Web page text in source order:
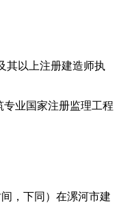
以上注册建造师执
业国家注册监理工程
，下同）在漯河市建